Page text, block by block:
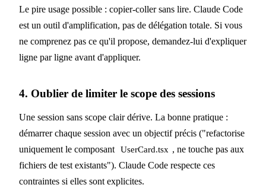
Le pire usage possible : copier-coller sans lire. Claude Code
est un outil d'amplification, pas de délégation totale. Si vous
ne comprenez pas ce qu'il propose, demandez-lui d'expliquer
ligne par ligne avant d'appliquer.
4. Oublier de limiter le scope des sessions
Une session sans scope clair dérive. La bonne pratique :
démarrer chaque session avec un objectif précis ("refactorise
uniquement le composant UserCard.tsx , ne touche pas aux
fichiers de test existants"). Claude Code respecte ces
contraintes si elles sont explicites.